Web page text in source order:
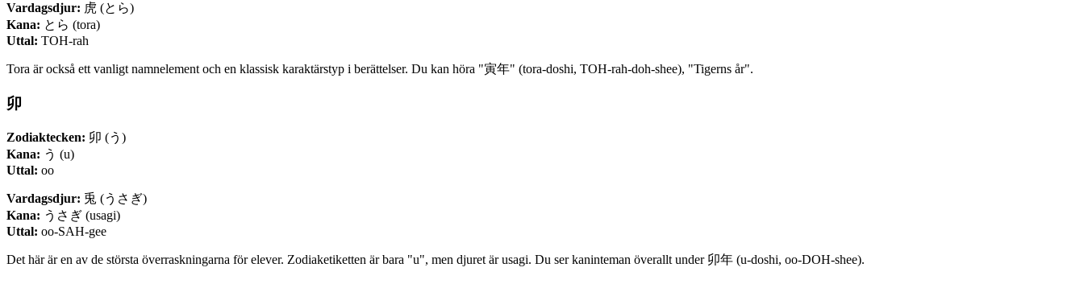
Vardagsdjur: 虎 (とら)
Kana: とら (tora)
Uttal: TOH-rah
Tora är också ett vanligt namnelement och en klassisk karaktärstyp i berättelser. Du kan höra "寅年" (tora-doshi, TOH-rah-doh-shee), "Tigerns år".
卯
Zodiaktecken: 卯 (う)
Kana: う (u)
Uttal: oo
Vardagsdjur: 兎 (うさぎ)
Kana: うさぎ (usagi)
Uttal: oo-SAH-gee
Det här är en av de största överraskningarna för elever. Zodiaketiketten är bara "u", men djuret är usagi. Du ser kaninteman överallt under 卯年 (u-doshi, oo-DOH-shee).